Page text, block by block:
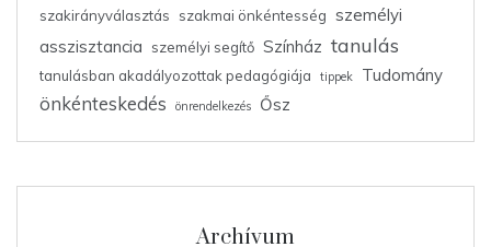
szakirányválasztás
szakmai önkéntesség személyi
asszisztancia
személyi segítő Színház tanulás
tanulásban akadályozottak pedagógiája tippek Tudomány
önkénteskedés önrendelkezés Ősz
Archívum